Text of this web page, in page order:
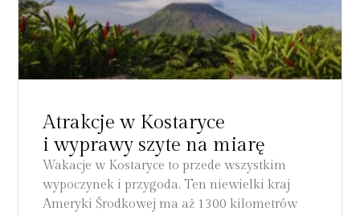
Atrakcje w Kostaryce
i wyprawy szyte na miarę
Wakacje w Kostaryce to przede wszystkim
wypoczynek i przygoda. Ten niewielki kraj
Ameryki Środkowej ma aż 1300 kilometrów